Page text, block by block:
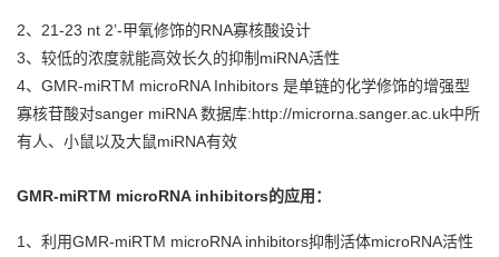
2、21-23 nt 2’-甲氧修饰的RNA寡核酸设计
3、较低的浓度就能高效长久的抑制miRNA活性
4、GMR-miRTM microRNA Inhibitors 是单链的化学修饰的增强型
寡核苷酸对sanger miRNA 数据库:http://microrna.sanger.ac.uk中所
有人、小鼠以及大鼠miRNA有效
GMR-miRTM microRNA inhibitors的应用：
1、利用GMR-miRTM microRNA inhibitors抑制活体microRNA活性